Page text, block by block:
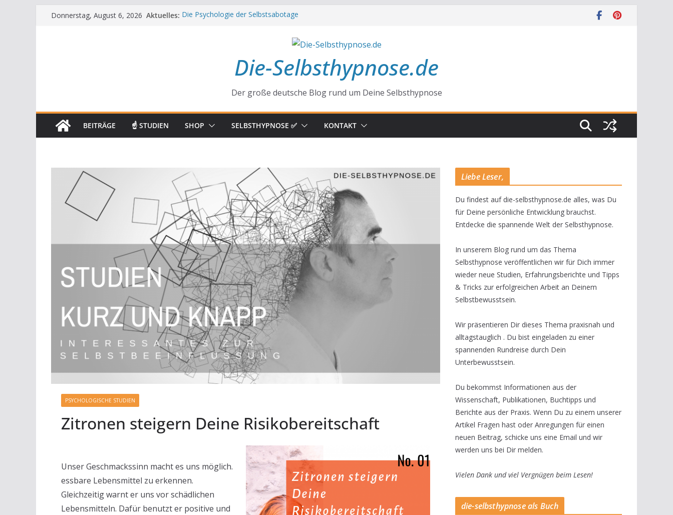
ZumDonnerstag, August 6, 2026 Aktuelles: Die Psychologie der Selbstsabotage
Die Wissenschaft der Gewohnheiten
Die-Selbsthypnose.de
Der große deutsche Blog rund um Deine Selbsthypnose
BEITRÄGE ☝ STUDIEN SHOP SELBSTHYPNOSE ✅ KONTAKT
PSYCHOLOGISCHE STUDIEN
Zitronen steigern Deine Risikobereitschaft
Unser Geschmackssinn macht es uns möglich.
essbare Lebensmittel zu erkennen.
Gleichzeitig warnt er uns vor schädlichen
Lebensmitteln. Dafür benutzt er positive und
Liebe Leser,
Du findest auf die-selbsthypnose.de alles, was Du
für Deine persönliche Entwicklung brauchst.
Entdecke die spannende Welt der Selbsthypnose.
In unserem Blog rund um das Thema
Selbsthypnose veröffentlichen wir für Dich immer
wieder neue Studien, Erfahrungsberichte und Tipps
& Tricks zur erfolgreichen Arbeit an Deinem
Selbstbewusstsein.
Wir präsentieren Dir dieses Thema praxisnah und
alltagstauglich . Du bist eingeladen zu einer
spannenden Rundreise durch Dein
Unterbewusstsein.
Du bekommst Informationen aus der
Wissenschaft, Publikationen, Buchtipps und
Berichte aus der Praxis. Wenn Du zu einem unserer
Artikel Fragen hast oder Anregungen für einen
neuen Beitrag, schicke uns eine Email und wir
werden uns bei Dir melden.
Vielen Dank und viel Vergnügen beim Lesen!
die-selbsthypnose als Buch